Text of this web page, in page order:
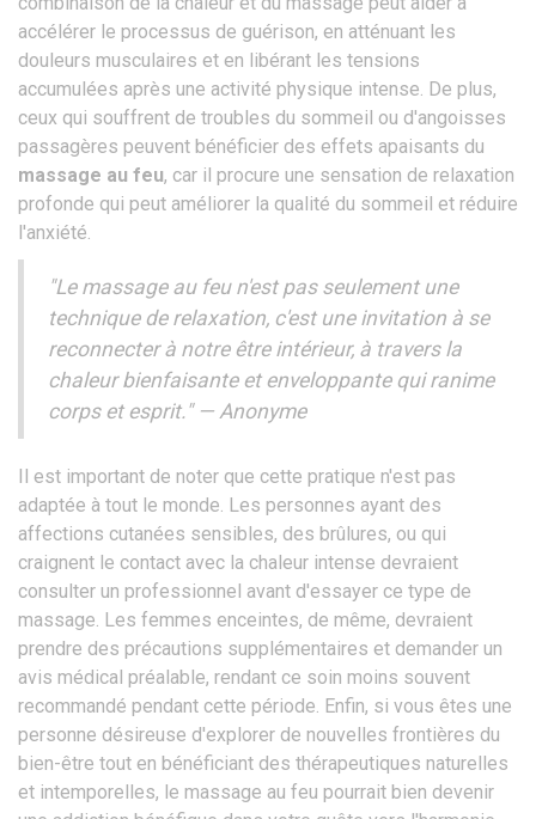
accélérer le processus de guérison, en atténuant les
douleurs musculaires et en libérant les tensions
accumulées après une activité physique intense. De plus,
ceux qui souffrent de troubles du sommeil ou d'angoisses
passagères peuvent bénéficier des effets apaisants du
massage au feu, car il procure une sensation de relaxation
profonde qui peut améliorer la qualité du sommeil et réduire
l'anxiété.
"Le massage au feu n'est pas seulement une
technique de relaxation, c'est une invitation à se
reconnecter à notre être intérieur, à travers la
chaleur bienfaisante et enveloppante qui ranime
corps et esprit." — Anonyme
Il est important de noter que cette pratique n'est pas
adaptée à tout le monde. Les personnes ayant des
affections cutanées sensibles, des brûlures, ou qui
craignent le contact avec la chaleur intense devraient
consulter un professionnel avant d'essayer ce type de
massage. Les femmes enceintes, de même, devraient
prendre des précautions supplémentaires et demander un
avis médical préalable, rendant ce soin moins souvent
recommandé pendant cette période. Enfin, si vous êtes une
personne désireuse d'explorer de nouvelles frontières du
bien-être tout en bénéficiant des thérapeutiques naturelles
et intemporelles, le massage au feu pourrait bien devenir